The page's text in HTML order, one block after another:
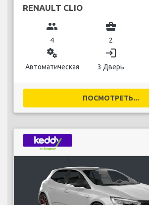
RENAULT CLIO
group
4
business_center
2
miscellaneous_services
Автоматическая
login
3 Дверь
ПОСМОТРЕТЬ...